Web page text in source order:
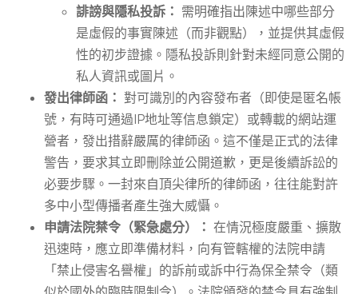
誹謗與隱私投訴： 需明確指出陳述中哪些部分
是虛假的事實陳述（而非觀點），並提供其虛假
性的初步證據。隱私投訴則針對未經同意公開的
私人資訊或圖片。
發出律師函： 對可識別的內容發布者（即使是匿名帳
號，有時可通過IP地址等信息鎖定）或轉載的網站運
營者，發出措辭嚴厲的律師函。這不僅是正式的法律
警告，要求其立即刪除並公開道歉，更是後續訴訟的
必要步驟。一封來自頂尖律所的律師函，往往能對許
多中小型傳播者產生強大威懾。
申請法院禁令（緊急處分）： 在情況極度嚴重、擴散
迅速時，應立即準備材料，向有管轄權的法院申請
「禁止侵害名譽權」的訴前或訴中行為保全禁令（類